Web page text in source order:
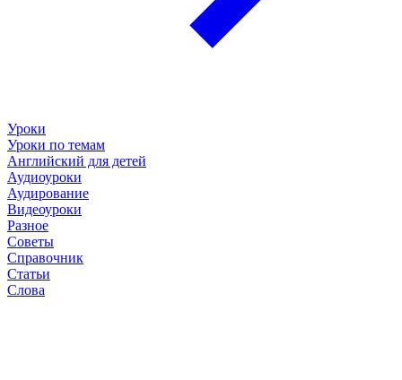
Уроки
Уроки по темам
Английский для детей
Аудиоуроки
Аудирование
Видеоуроки
Разное
Советы
Справочник
Статьи
Слова